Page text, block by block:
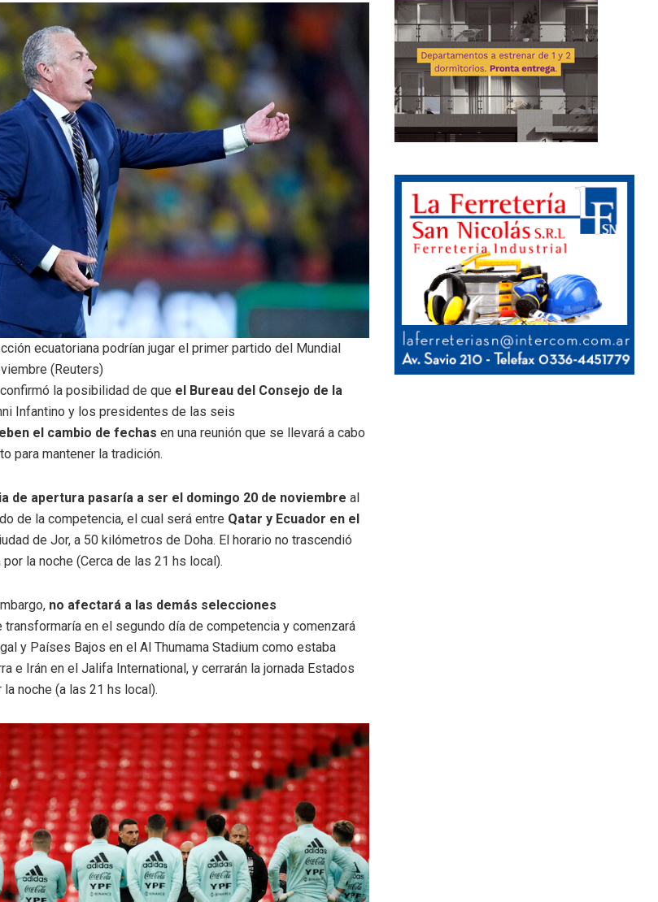
ecuatoriana podrían jugar el primer partido del Mundial
(Reuters)
la posibilidad de que el Bureau del Consejo de la
Infantino y los presidentes de las seis
el cambio de fechas en una reunión que se llevará a cabo
para mantener la tradición.
de apertura pasaría a ser el domingo 20 de noviembre al
de la competencia, el cual será entre Qatar y Ecuador en el
de Jor, a 50 kilómetros de Doha. El horario no trascendió
la noche (Cerca de las 21 hs local).
no afectará a las demás selecciones
transformaría en el segundo día de competencia y comenzará
y Países Bajos en el Al Thumama Stadium como estaba
e Irán en el Jalifa International, y cerrarán la jornada Estados
noche (a las 21 hs local).